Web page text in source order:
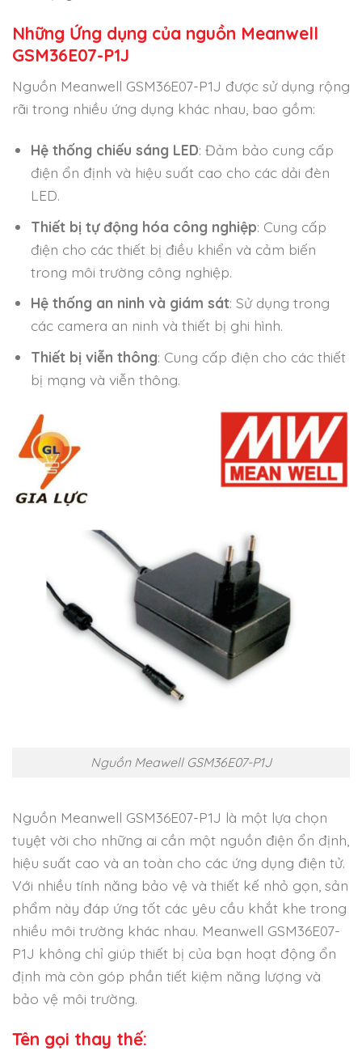
Những Ứng dụng của nguồn Meanwell
GSM36E07-P1J
Nguồn Meanwell GSM36E07-P1J được sử dụng rộng
rãi trong nhiều ứng dụng khác nhau, bao gồm:
Hệ thống chiếu sáng LED: Đảm bảo cung cấp
điện ổn định và hiệu suất cao cho các dải đèn
LED.
Thiết bị tự động hóa công nghiệp: Cung cấp
điện cho các thiết bị điều khiển và cảm biến
trong môi trường công nghiệp.
Hệ thống an ninh và giám sát: Sử dụng trong
các camera an ninh và thiết bị ghi hình.
Thiết bị viễn thông: Cung cấp điện cho các thiết
bị mạng và viễn thông.
Nguồn Meawell GSM36E07-P1J
Nguồn Meanwell GSM36E07-P1J là một lựa chọn
tuyệt vời cho những ai cần một nguồn điện ổn định,
hiệu suất cao và an toàn cho các ứng dụng điện tử.
Với nhiều tính năng bảo vệ và thiết kế nhỏ gọn, sản
phẩm này đáp ứng tốt các yêu cầu khắt khe trong
nhiều môi trường khác nhau. Meanwell GSM36E07-
P1J không chỉ giúp thiết bị của bạn hoạt động ổn
định mà còn góp phần tiết kiệm năng lượng và
bảo vệ môi trường.
Tên gọi thay thế: